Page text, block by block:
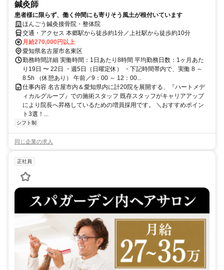
鍼灸師
患者様に限らず、働く仲間にも寄りそう風土が根付いています
ほんごう鍼灸接骨院・整体院
交通・アクセス 本郷駅から徒歩約1分／上社駅から徒歩約10分
月給270,000円以上
愛知県名古屋市名東区
勤務時間詳細 実働時間：1日あたり8時間 平均勤務日数：1ヶ月あた
り19日 〜 22日 ・週5日（日曜定休） ・下記時間帯内で、実働 8 ～
8.5h （休憩あり） 午前／9：00 ～ 12：00...
仕事内容 名古屋市内＆愛知県内に計20院を展開する、『ハートメデ
ィカルグループ』での施術スタッフ 既存スタッフがキャリアアップ
により院長へ昇格しているための増員採用です。 ＼おすすめポイン
ト3選！...
シフト制
同じ企業の求人
正社員